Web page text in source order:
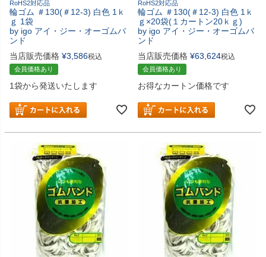
RoHS2対応品
輪ゴム ＃130(＃12-3) 白色 1ｋ
ｇ 1袋
by igo アイ・ジー・オーゴムバ
ンド
当店販売価格 ¥3,586税込
会員価格あり
1袋から発送いたします
RoHS2対応品
輪ゴム ＃130(＃12-3) 白色 1ｋ
ｇ×20袋(１カートン20ｋｇ)
by igo アイ・ジー・オーゴムバ
ンド
当店販売価格 ¥63,624税込
会員価格あり
お得なカートン価格です